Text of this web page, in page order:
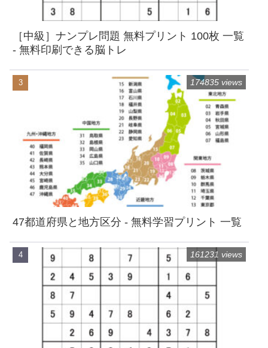
［中級］ナンプレ問題 無料プリント 100枚 一覧
- 無料印刷できる脳トレ
47都道府県と地方区分 - 無料学習プリント 一覧
174835 views
161231 views